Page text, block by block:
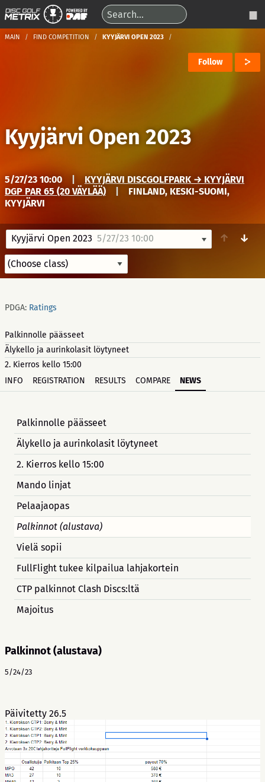
MAIN FIND COMPETITION KYYJÄRVI OPEN 2023
Follow
Kyyjärvi Open 2023
5/27/23 10:00
KYYJÄRVI DISCGOLFPARK → KYYJÄRVI
DGP PAR 65 (20 VÄYLÄÄ)
FINLAND, KESKI-SUOMI,
KYYJÄRVI
Kyyjärvi Open 2023 5/27/23 10:00 ↑ ↓
PDGA: Ratings
Palkinnolle päässeet
Älykello ja aurinkolasit löytyneet
2. Kierros kello 15:00
INFO
REGISTRATION RESULTS COMPARE NEWS
Palkinnolle päässeet
Älykello ja aurinkolasit löytyneet
2. Kierros kello 15:00
Mando linjat
Pelaajaopas
Palkinnot (alustava)
Vielä sopii
FullFlight tukee kilpailua lahjakortein
CTP palkinnot Clash Discs:ltä
Majoitus
Palkinnot (alustava)
5/24/23
Päivitetty 26.5